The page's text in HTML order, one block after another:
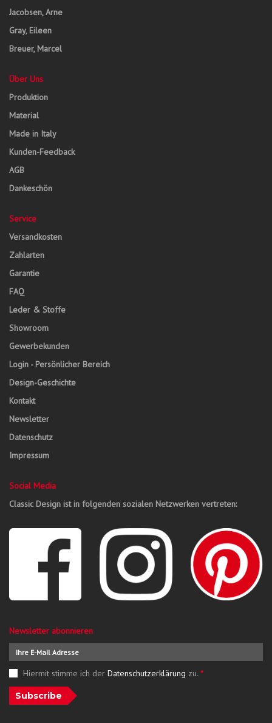
Jacobsen, Arne
Gray, Eileen
Breuer, Marcel
Über Uns
Produktion
Material
Made in Italy
Kunden-Feedback
AGB
Dankeschön
Service
Versandkosten
Zahlarten
Garantie
FAQ
Leder & Stoffe
Showroom
Gewerbekunden
Login - Persönlicher Bereich
Design-Geschichte
Kontakt
Newsletter
Datenschutz
Impressum
Social Media
Classic Design ist in folgenden sozialen Netzwerken vertreten:
Newsletter abonnieren
Hiermit stimme ich der Datenschutzerklärung zu. *
Subscribe